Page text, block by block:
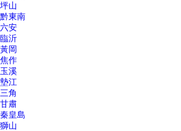
坪山
黔東南
六安
臨沂
黃岡
焦作
玉溪
墊江
三角
甘肅
秦皇島
獅山